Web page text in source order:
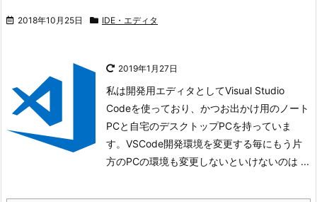
2018年10月25日 IDE・エディタ
2019年1月27日
私は開発用エディタとしてVisual Studio
Codeを使っており、かつお出かけ用のノート
PCと自宅のデスクトップPCを持っていま
す。 VSCode開発環境を変更する毎にもう片
方のPCの環境も変更しないといけないのは ...